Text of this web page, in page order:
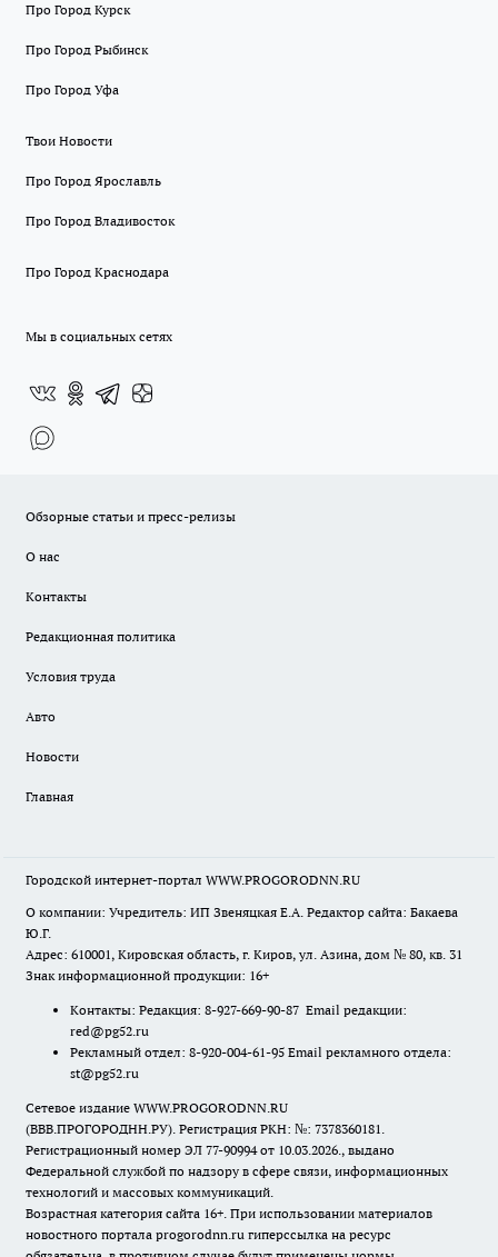
Про Город Курск
Про Город Рыбинск
Про Город Уфа
Твои Новости
Про Город Ярославль
Про Город Владивосток
Про Город Краснодара
Мы в социальных сетях
Обзорные статьи и пресс-релизы
О нас
Контакты
Редакционная политика
Условия труда
Авто
Новости
Главная
Городской интернет-портал WWW.PROGORODNN.RU
О компании: Учредитель: ИП Звеняцкая Е.А. Редактор сайта: Бакаева
Ю.Г.
Адрес: 610001, Кировская область, г. Киров, ул. Азина, дом № 80, кв. 31
Знак информационной продукции: 16+
Контакты: Редакция: 8-927-669-90-87 Email редакции:
red@pg52.ru
Рекламный отдел: 8-920-004-61-95 Email рекламного отдела:
st@pg52.ru
Сетевое издание WWW.PROGORODNN.RU
(ВВВ.ПРОГОРОДНН.РУ). Регистрация РКН: №: 7378360181.
Регистрационный номер ЭЛ 77-90994 от 10.03.2026., выдано
Федеральной службой по надзору в сфере связи, информационных
технологий и массовых коммуникаций.
Возрастная категория сайта 16+. При использовании материалов
новостного портала progorodnn.ru гиперссылка на ресурс